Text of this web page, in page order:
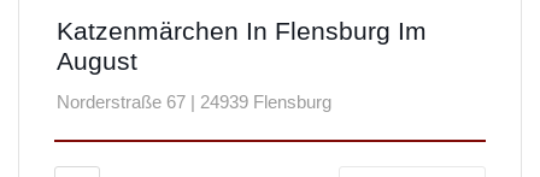
Katzenmärchen In Flensburg Im
August
Norderstraße 67 | 24939 Flensburg